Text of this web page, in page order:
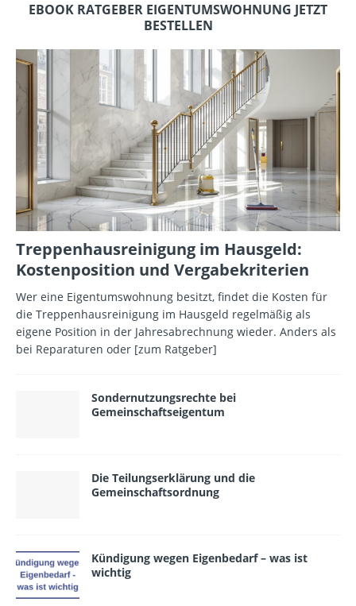
EBOOK RATGEBER EIGENTUMSWOHNUNG JETZT
BESTELLEN
Treppenhausreinigung im Hausgeld:
Kostenposition und Vergabekriterien
Wer eine Eigentumswohnung besitzt, findet die Kosten für
die Treppenhausreinigung im Hausgeld regelmäßig als
eigene Position in der Jahresabrechnung wieder. Anders als
bei Reparaturen oder [zum Ratgeber]
Sondernutzungsrechte bei
Gemeinschaftseigentum
Die Teilungserklärung und die
Gemeinschaftsordnung
Kündigung wegen Eigenbedarf – was ist
wichtig